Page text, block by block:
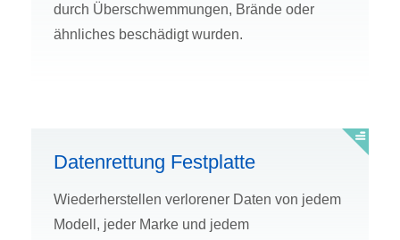
durch Überschwemmungen, Brände oder
ähnliches beschädigt wurden.
Datenrettung Festplatte
Wiederherstellen verlorener Daten von jedem
Modell, jeder Marke und jedem